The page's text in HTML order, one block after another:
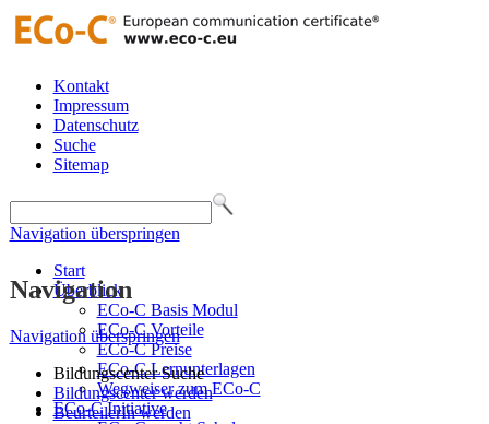
Kontakt
Impressum
Datenschutz
Suche
Sitemap
Navigation überspringen
Start
Überblick
ECo-C Basis Modul
ECo-C Vorteile
ECo-C Preise
ECo-C Lernunterlagen
Wegweiser zum ECo-C
ECo-C Initiative
Navigation
Navigation überspringen
Bildungscenter Suche
Bildungscenter werden
BeurteilerIn werden